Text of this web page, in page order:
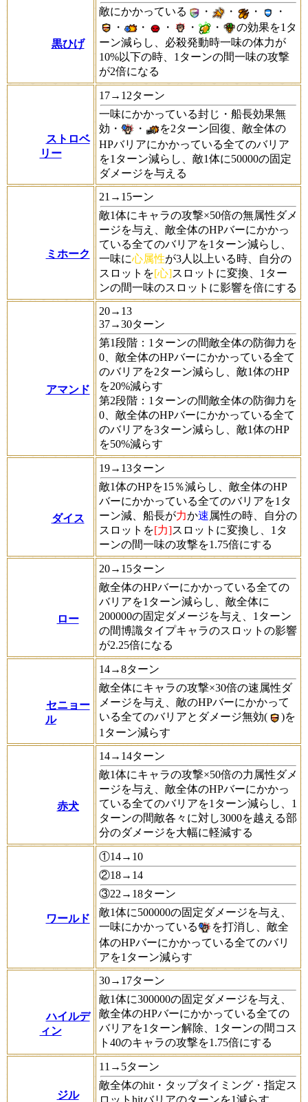
黒ひげ
敵にかかっている
・ ・ ・
・
・
・ ・ ・ ・
の効果を1タ
ーン減らし、必殺発動時一味の体力が
10%以下の時、1ターンの間一味の攻撃
が2倍になる
ストロベ
リー
17→12ターン
一味にかかっている封じ・船長効果無
効・
・
を2ターン回復、敵全体の
HPバリアにかかっている全てのバリア
を1ターン減らし、敵1体に50000の固定
ダメージを与える
ミホーク
21→15ーン
敵1体にキャラの攻撃×50倍の無属性ダメ
ージを与え、敵全体のHPバーにかかっ
ている全てのバリアを1ターン減らし、
一味に心属性が3人以上いる時、自分の
スロットを[心]スロットに変換、1ター
ンの間一味のスロットに影響を倍にする
アマンド
20→13
37→30ターン
第1段階：1ターンの間敵全体の防御力を
0、敵全体のHPバーにかかっている全て
のバリアを2ターン減らし、敵1体のHP
を20%減らす
第2段階：1ターンの間敵全体の防御力を
0、敵全体のHPバーにかかっている全て
のバリアを3ターン減らし、敵1体のHP
を50%減らす
ダイス
19→13ターン
敵1体のHPを15％減らし、敵全体のHP
バーにかかっている全てのバリアを1タ
ーン減、船長が力か速属性の時、自分の
スロットを[力]スロットに変換し、1タ
ーンの間一味の攻撃を1.75倍にする
ロー
20→15ターン
敵全体のHPバーにかかっている全ての
バリアを1ターン減らし、敵全体に
200000の固定ダメージを与え、1ターン
の間博識タイプキャラのスロットの影響
が2.25倍になる
セニョー
ル
14→8ターン
敵全体にキャラの攻撃×30倍の速属性ダ
メージを与え、敵のHPバーにかかって
いる全てのバリアとダメージ無効(
)を
1ターン減らす
赤犬
14→14ターン
敵1体にキャラの攻撃×50倍の力属性ダメ
ージを与え、敵全体のHPバーにかかっ
ている全てのバリアを1ターン減らし、1
ターンの間敵各々に対し3000を越える部
分のダメージを大幅に軽減する
ワールド
①14→10
②18→14
③22→18ターン
敵1体に500000の固定ダメージを与え、
一味にかかっている
を打消し、敵全
体のHPバーにかかっている全てのバリ
アを1ターン減らす
ハイルデ
ィン
30→17ターン
敵1体に300000の固定ダメージを与え、
敵全体のHPバーにかかっている全ての
バリアを1ターン解除、1ターンの間コス
ト40のキャラの攻撃を1.75倍にする
ジル
11→5ターン
敵全体のhit・タップタイミング・指定ス